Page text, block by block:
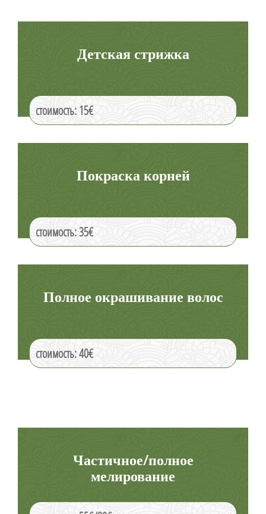
Детская стрижка
стоимость: 15€
Покраска корней
стоимость: 35€
Полное окрашивание волос
стоимость: 40€
Частичное/полное
мелирование